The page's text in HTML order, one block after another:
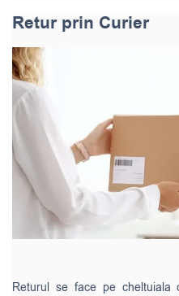
Retur prin Curier
Returul se face pe cheltuiala